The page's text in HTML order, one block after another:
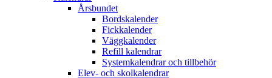
Årsbundet
Bordskalender
Fickkalender
Väggkalender
Refill kalendrar
Systemkalendrar och tillbehör
Elev- och skolkalendrar